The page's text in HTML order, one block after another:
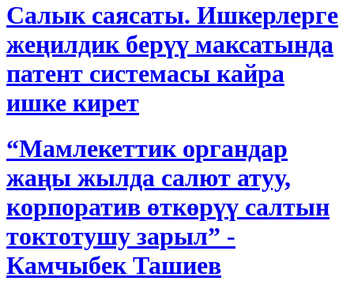
Салык саясаты. Ишкерлерге
жеңилдик берүү максатында
патент системасы кайра
ишке кирет
“Мамлекеттик органдар
жаңы жылда салют атуу,
корпоратив өткөрүү салтын
токтотушу зарыл” -
Камчыбек Ташиев